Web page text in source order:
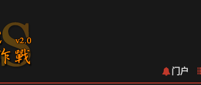
门户